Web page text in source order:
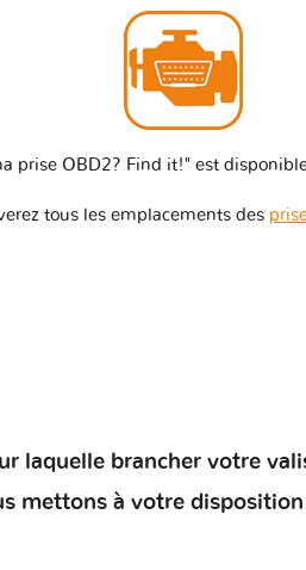
prise OBD2? Find it!" est
tous les emplacements des
laquelle brancher votre
mettons à votre